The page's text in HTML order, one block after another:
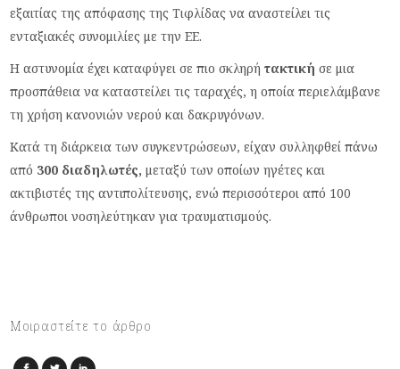
εξαιτίας της απόφασης της Τιφλίδας να αναστείλει τις
ενταξιακές συνομιλίες με την ΕΕ.
Η αστυνομία έχει καταφύγει σε πιο σκληρήτακτικήσε μια
προσπάθεια να καταστείλει τις ταραχές, η οποία περιελάμβανε
τη χρήση κανονιών νερού και δακρυγόνων.
Κατά τη διάρκεια των συγκεντρώσεων, είχαν συλληφθεί πάνω
από 300 διαδηλωτές,μεταξύ των οποίων ηγέτες και
ακτιβιστές της αντιπολίτευσης, ενώ περισσότεροι από 100
άνθρωποι νοσηλεύτηκαν για τραυματισμούς.
Μοιραστείτε το άρθρο